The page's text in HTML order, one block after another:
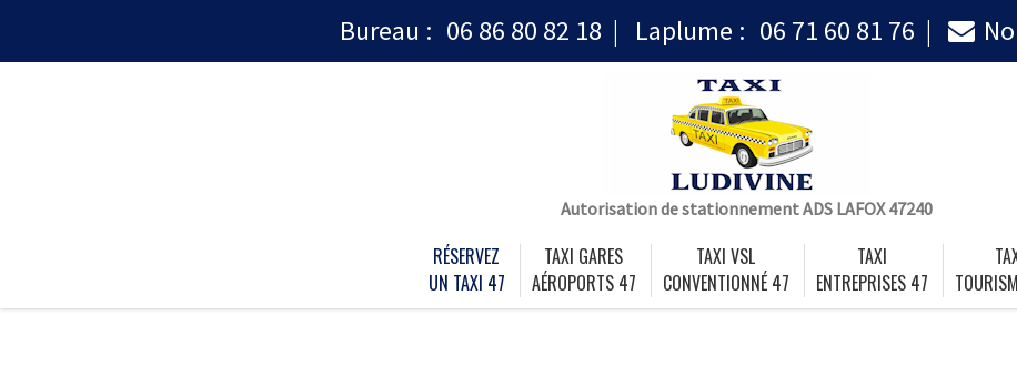
Bureau : 06 86 80 82 18 Laplume : 06 71 60 81 76
Autorisation de stationnement ADS LAFOX 47240
RÉSERVEZ
UN TAXI 47
TAXI GARES
AÉROPORTS 47
TAXI VSL
CONVENTIONNÉ 47
TAXI
ENTREPRISES 47